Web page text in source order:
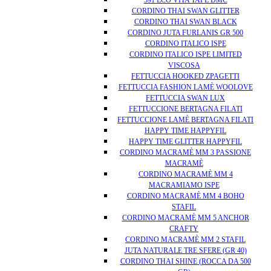
CORDINO THAI SWAN GLITTER
CORDINO THAI SWAN BLACK
CORDINO JUTA FURLANIS GR 500
CORDINO ITALICO ISPE
CORDINO ITALICO ISPE LIMITED
VISCOSA
FETTUCCIA HOOKED ZPAGETTI
FETTUCCIA FASHION LAMÈ WOOLOVE
FETTUCCIA SWAN LUX
FETTUCCIONE BERTAGNA FILATI
FETTUCCIONE LAMÈ BERTAGNA FILATI
HAPPY TIME HAPPYFIL
HAPPY TIME GLITTER HAPPYFIL
CORDINO MACRAMÈ MM 3 PASSIONE
MACRAMÈ
CORDINO MACRAMÈ MM 4
MACRAMIAMO ISPE
CORDINO MACRAMÈ MM 4 BOHO
STAFIL
CORDINO MACRAMÈ MM 5 ANCHOR
CRAFTY
CORDINO MACRAMÈ MM 2 STAFIL
JUTA NATURALE TRE SFERE (GR 40)
CORDINO THAI SHINE (ROCCA DA 500